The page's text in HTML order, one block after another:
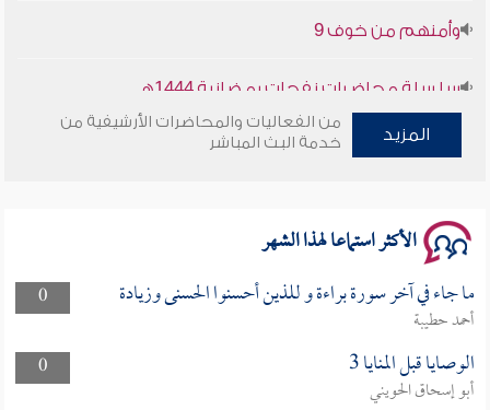
وأمنهم من خوف 9
سلسلة محاضرات نفحات رمضانية 1444هـ
المزيد
من الفعاليات والمحاضرات الأرشيفية من
خدمة البث المباشر
الأكثر استماعا لهذا الشهر
0 ما جاء في آخر سورة براءة و للذين أحسنوا الحسنى وزيادة
أحمد حطيبة
0
الوصايا قبل المنايا 3
أبو إسحاق الحويني